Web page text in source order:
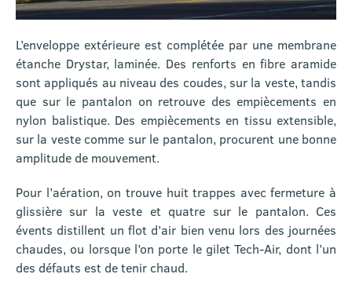
L’enveloppe extérieure est complétée par une membrane
étanche Drystar, laminée. Des renforts en fibre aramide
sont appliqués au niveau des coudes, sur la veste, tandis
que sur le pantalon on retrouve des empiècements en
nylon balistique. Des empiècements en tissu extensible,
sur la veste comme sur le pantalon, procurent une bonne
amplitude de mouvement.
Pour l’aération, on trouve huit trappes avec fermeture à
glissière sur la veste et quatre sur le pantalon. Ces
évents distillent un flot d’air bien venu lors des journées
chaudes, ou lorsque l’on porte le gilet Tech-Air, dont l’un
des défauts est de tenir chaud.